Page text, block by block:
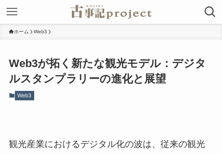
ホーム Web3
Web3が拓く新たな観光モデル：デジタ
ルスタンプラリーの進化と展望
Web3
観光産業におけるデジタル化の波は、従来の観光